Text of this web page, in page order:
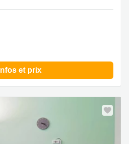
Infos et prix